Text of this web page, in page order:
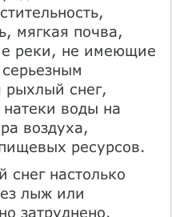
мягкая почва,
реки, не имеющие
рыхлый снег,
воды на
воздуха,
ресурсов.
снег настолько
лыж или
затруднено.